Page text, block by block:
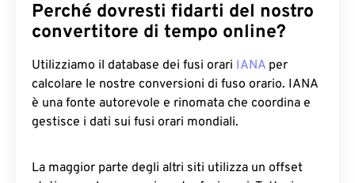
Perché dovresti fidarti del nostro
convertitore di tempo online?
Utilizziamo il database dei fusi orari IANA per
calcolare le nostre conversioni di fuso orario. IANA
è una fonte autorevole e rinomata che coordina e
gestisce i dati sui fusi orari mondiali.
La maggior parte degli altri siti utilizza un offset